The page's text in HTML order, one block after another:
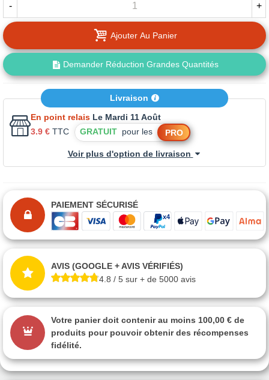
- +
Ajouter Au Panier
Demander Réduction Grandes Quantités
Livraison
En point relais Le Mardi 11 Août
3.9 € TTC GRATUIT pour les PRO
Voir plus d'option de livraison
PAIEMENT SÉCURISÉ
AVIS (GOOGLE + AVIS VÉRIFIÉS)
4.8 / 5 sur + de 5000 avis
Votre panier doit contenir au moins 100,00 € de
produits pour pouvoir obtenir des récompenses
fidélité.